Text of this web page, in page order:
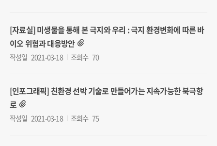
[자료실] 미생물을 통해 본 극지와 우리 : 극지 환경변화에 따른 바
이오 위협과 대응방안
작성일 2021-03-18 조회수 70
[인포그래픽] 친환경 선박 기술로 만들어가는 지속가능한 북극항
로
작성일 2021-03-18 조회수 75